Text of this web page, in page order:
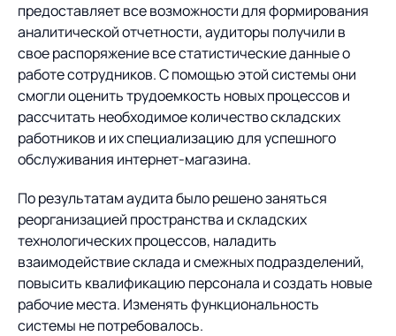
предоставляет все возможности для формирования
аналитической отчетности, аудиторы получили в
свое распоряжение все статистические данные о
работе сотрудников. С помощью этой системы они
смогли оценить трудоемкость новых процессов и
рассчитать необходимое количество складских
работников и их специализацию для успешного
обслуживания интернет-магазина.
По результатам аудита было решено заняться
реорганизацией пространства и складских
технологических процессов, наладить
взаимодействие склада и смежных подразделений,
повысить квалификацию персонала и создать новые
рабочие места. Изменять функциональность
системы не потребовалось.